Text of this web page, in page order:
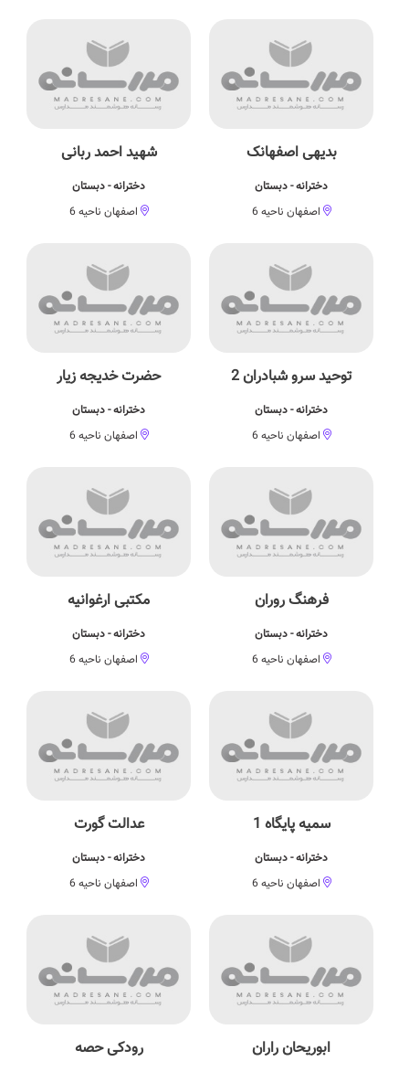
بدیهی اصفهانک
دخترانه - دبستان
اصفهان ناحیه 6
شهید احمد ربانی
دخترانه - دبستان
اصفهان ناحیه 6
توحید سرو شبادران 2
دخترانه - دبستان
اصفهان ناحیه 6
حضرت خدیجه زیار
دخترانه - دبستان
اصفهان ناحیه 6
فرهنگ روران
دخترانه - دبستان
اصفهان ناحیه 6
مکتبی ارغوانیه
دخترانه - دبستان
اصفهان ناحیه 6
سمیه پایگاه 1
دخترانه - دبستان
اصفهان ناحیه 6
عدالت گورت
دخترانه - دبستان
اصفهان ناحیه 6
ابوریحان راران رودکی حصه